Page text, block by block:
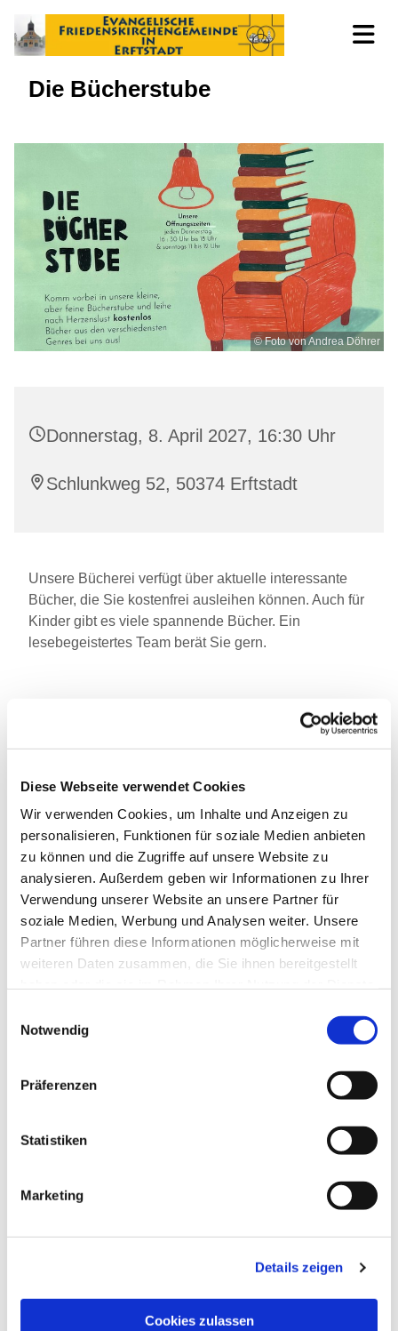
Diese Webseite verwendet Cookies
Wir verwenden Cookies, um Inhalte und Anzeigen zu
personalisieren, Funktionen für soziale Medien anbieten
zu können und die Zugriffe auf unsere Website zu
analysieren. Außerdem geben wir Informationen zu Ihrer
Verwendung unserer Website an unsere Partner für
soziale Medien, Werbung und Analysen weiter. Unsere
Partner führen diese Informationen möglicherweise mit
weiteren Daten zusammen, die Sie ihnen bereitgestellt
Notwendig
Präferenzen
Statistiken
Marketing
Details zeigen
Cookies zulassen
Die Bücherstube
© Foto von Andrea Döhrer
Donnerstag, 8. April 2027, 16:30 Uhr
Schlunkweg 52, 50374 Erftstadt
Unsere Bücherei verfügt über aktuelle interessante
Bücher, die Sie kostenfrei ausleihen können. Auch für
Kinder gibt es viele spannende Bücher. Ein
lesebegeistertes Team berät Sie gern.